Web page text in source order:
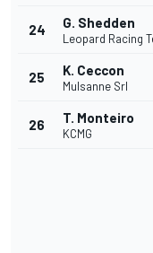
24 G. Shedden
Leopard Racing
25 K. Ceccon
Mulsanne Srl
26 T. Monteiro
KCMG